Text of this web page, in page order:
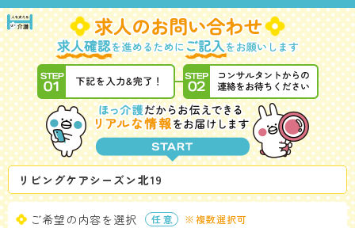
リビングケアシーズン北19
ご希望の内容を選択 ※複数選択可